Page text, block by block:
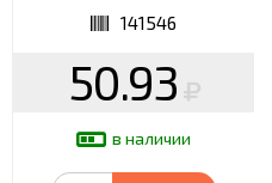
141546
141546
50.93
в наличии